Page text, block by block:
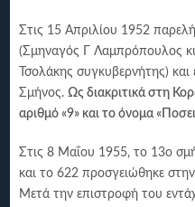
Στις 15 Απριλίου 1952
(Σμηναγός Γ Λαμπρόπουλος
Τσολάκης συγκυβερνήτης)
Σμήνος.Ως διακριτικά στη
αριθμό «9» και το όνομα
Στις 8 Μαΐου 1955, το 13ο
και το 622 προσγειώθηκε
Μετά την επιστροφή του